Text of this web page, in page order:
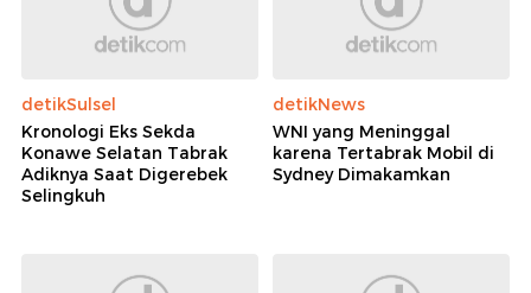
detikSulsel
Kronologi Eks Sekda
Konawe Selatan Tabrak
Adiknya Saat Digerebek
Selingkuh
detikNews
WNI yang Meninggal
karena Tertabrak Mobil di
Sydney Dimakamkan